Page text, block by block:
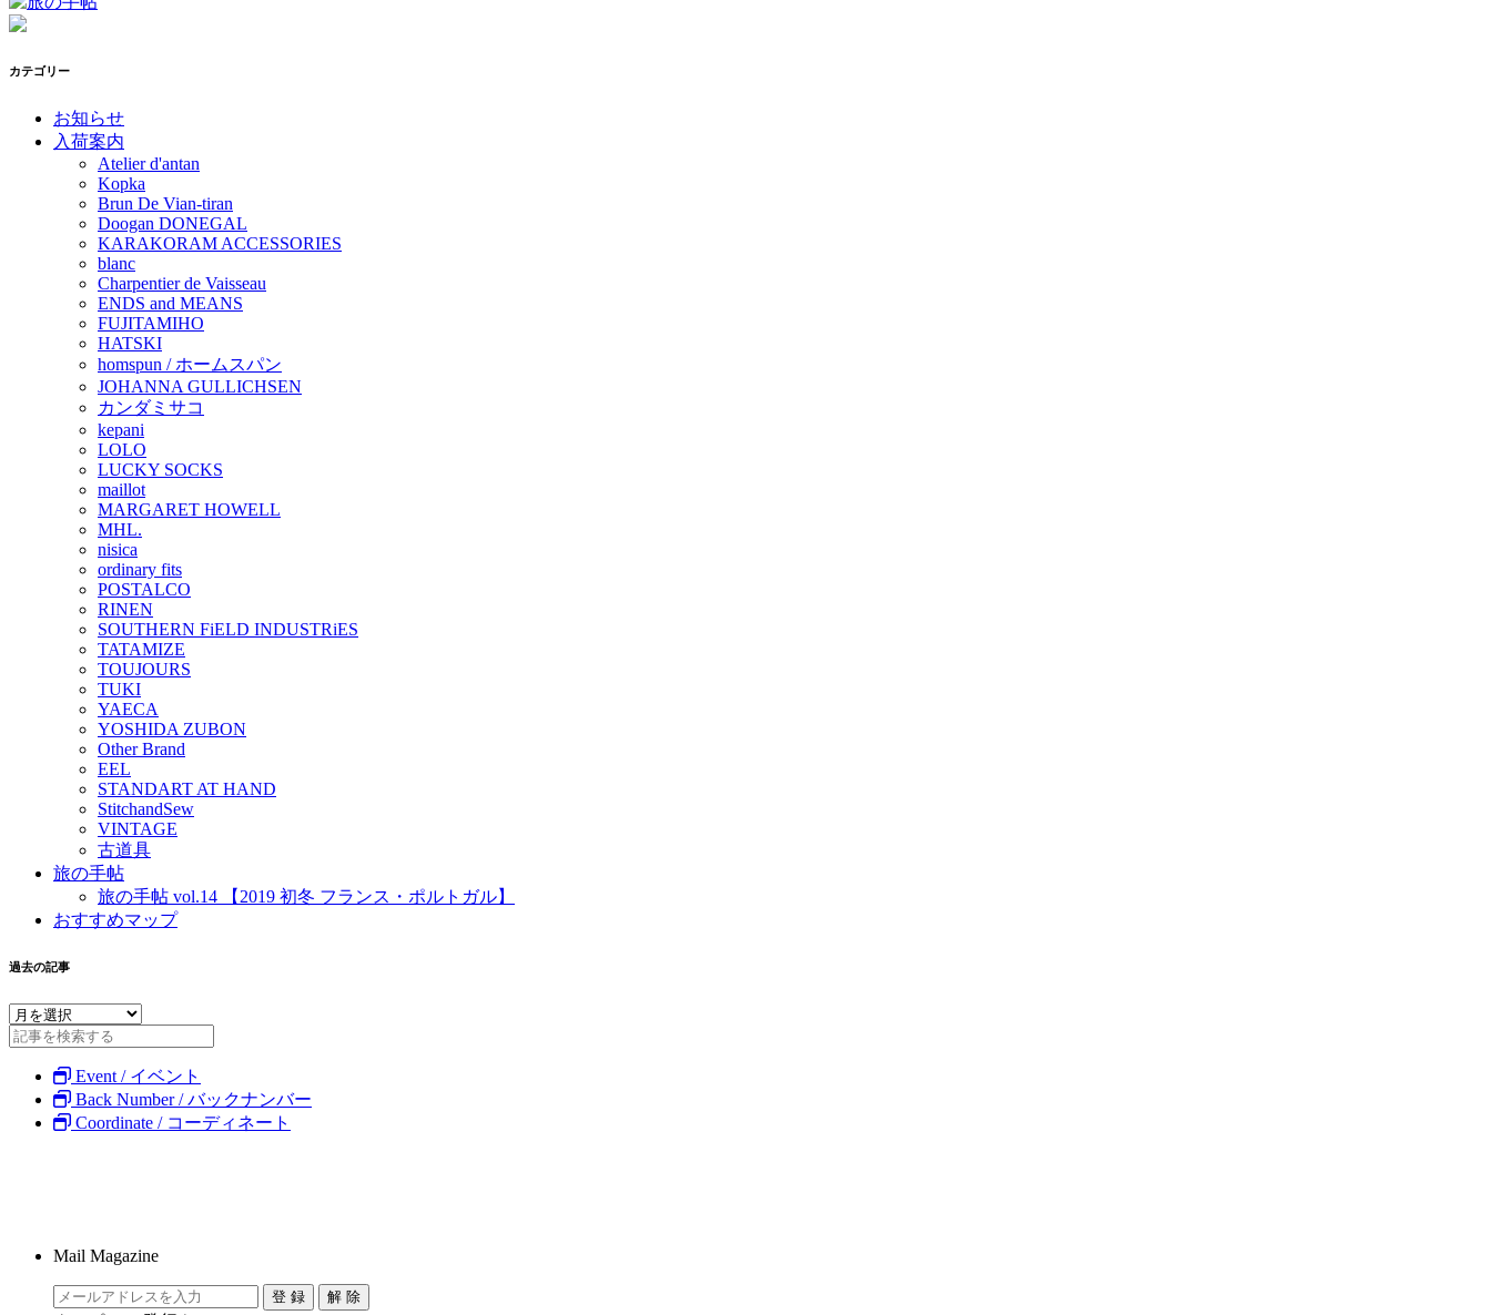
カテゴリー
お知らせ
入荷案内
Atelier d'antan
Kopka
Brun De Vian-tiran
Doogan DONEGAL
KARAKORAM ACCESSORIES
blanc
Charpentier de Vaisseau
ENDS and MEANS
FUJITAMIHO
HATSKI
homspun / ホームスパン
JOHANNA GULLICHSEN
カンダミサコ
kepani
LOLO
LUCKY SOCKS
maillot
MARGARET HOWELL
MHL.
nisica
ordinary fits
POSTALCO
RINEN
SOUTHERN FiELD INDUSTRiES
TATAMIZE
TOUJOURS
TUKI
YAECA
YOSHIDA ZUBON
Other Brand
EEL
STANDART AT HAND
StitchandSew
VINTAGE
古道具
旅の手帖
旅の手帖 vol.14 【2019 初冬 フランス・ポルトガル】
おすすめマップ
過去の記事
Event / イベント
Back Number / バックナンバー
Coordinate / コーディネート
Mail Magazine